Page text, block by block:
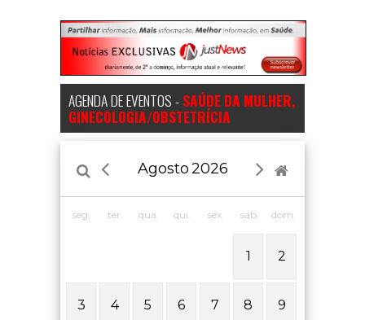
AGENDA DE EVENTOS -SAÚDE DA MULHER,
GINECOLOGIA/OBSTETRÍCIA
Agosto2026
seg. ter. qua. qui. sex. sáb. dom.
1 2
3 4 5 6 7 8 9